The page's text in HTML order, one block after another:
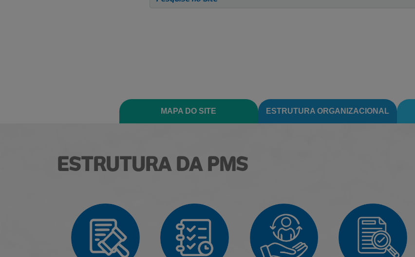
MAPA DO SITE ESTRUTURA ORGANIZACIONAL
ESTRUTURA DA PMS